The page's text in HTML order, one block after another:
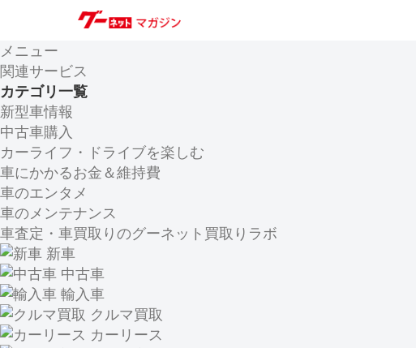
メニュー
関連サービス
カテゴリ一覧
新型車情報
中古車購入
カーライフ・ドライブを楽しむ
車にかかるお金＆維持費
車のエンタメ
車のメンテナンス
車査定・車買取りのグーネット買取りラボ
新車
中古車
輸入車
クルマ買取
カーリース